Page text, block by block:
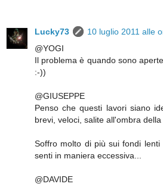
Lucky73
10 luglio 2011 alle
@YOGI
Il problema è quando sono
:-))
@GIUSEPPE
Penso che questi lavori siano
brevi, veloci, salite all'ombra della
Soffro molto di più sui fondi
senti in maniera eccessiva...
@DAVIDE